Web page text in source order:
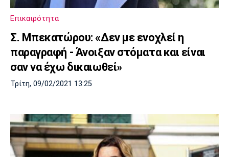
Επικαιρότητα
Σ. Μπεκατώρου: «Δεν με ενοχλεί η
παραγραφή - Άνοιξαν στόματα και είναι
σαν να έχω δικαιωθεί»
Τρίτη, 09/02/2021 13:25